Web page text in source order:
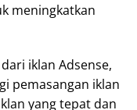
meningkatkan
iklan Adsense,
pemasangan iklan
yang tepat dan